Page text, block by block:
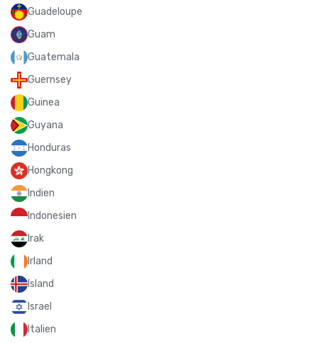
Guadeloupe
Guam
Guatemala
Guernsey
Guinea
Guyana
Honduras
Hongkong
Indien
Indonesien
Irak
Irland
Island
Israel
Italien